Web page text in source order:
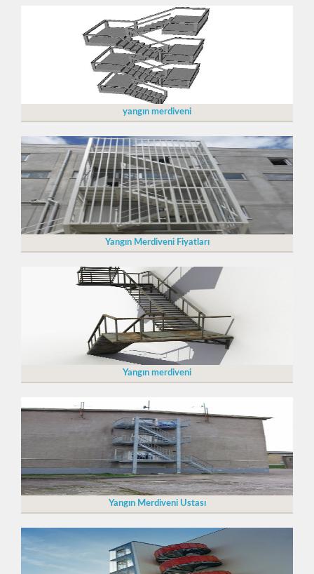
yangın merdiveni
Yangın Merdiveni Fiyatları
Yangın merdiveni
Yangın Merdiveni Ustası